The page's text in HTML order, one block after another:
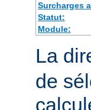
Surcharges
Statut:
Module:
La
de